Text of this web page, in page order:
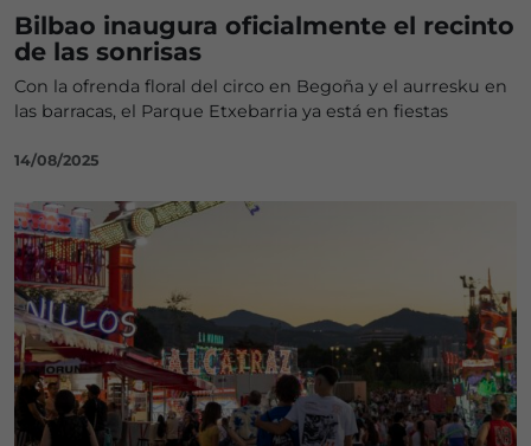
Bilbao inaugura oficialmente el recinto
de las sonrisas
Con la ofrenda floral del circo en Begoña y el aurresku en
las barracas, el Parque Etxebarria ya está en fiestas
14/08/2025